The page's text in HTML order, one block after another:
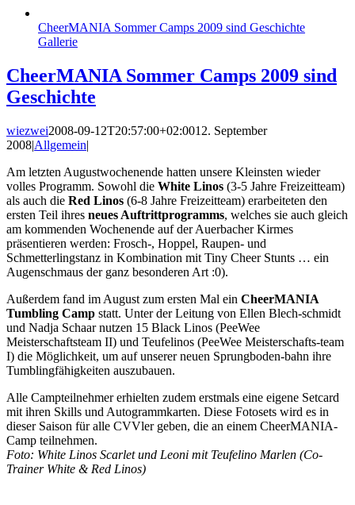
CheerMANIA Sommer Camps 2009 sind Geschichte
Gallerie
CheerMANIA Sommer Camps 2009 sind
Geschichte
wiezwei2008-09-12T20:57:00+02:0012. September
2008|Allgemein|
Am letzten Augustwochenende hatten unsere Kleinsten wieder
volles Programm. Sowohl die White Linos (3-5 Jahre Freizeitteam)
als auch die Red Linos (6-8 Jahre Freizeitteam) erarbeiteten den
ersten Teil ihres neues Auftrittprogramms, welches sie auch gleich
am kommenden Wochenende auf der Auerbacher Kirmes
präsentieren werden: Frosch-, Hoppel, Raupen- und
Schmetterlingstanz in Kombination mit Tiny Cheer Stunts … ein
Augenschmaus der ganz besonderen Art :0).
Außerdem fand im August zum ersten Mal ein CheerMANIA
Tumbling Camp statt. Unter der Leitung von Ellen Blech-schmidt
und Nadja Schaar nutzen 15 Black Linos (PeeWee
Meisterschaftsteam II) und Teufelinos (PeeWee Meisterschafts-team
I) die Möglichkeit, um auf unserer neuen Sprungboden-bahn ihre
Tumblingfähigkeiten auszubauen.
Alle Campteilnehmer erhielten zudem erstmals eine eigene Setcard
mit ihren Skills und Autogrammkarten. Diese Fotosets wird es in
dieser Saison für alle CVVler geben, die an einem CheerMANIA-
Camp teilnehmen.
Foto: White Linos Scarlet und Leoni mit Teufelino Marlen (Co-
Trainer White & Red Linos)